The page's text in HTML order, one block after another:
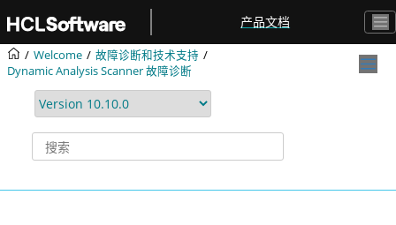
产品文档
Welcome
故障诊断和技术支持
Dynamic Analysis Scanner 故障诊断